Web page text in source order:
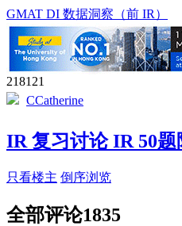
GMAT DI 数据洞察（前 IR）
218121
CCatherine
IR 复习讨论 IR 50题
只看楼主 倒序浏览
全部评论1835